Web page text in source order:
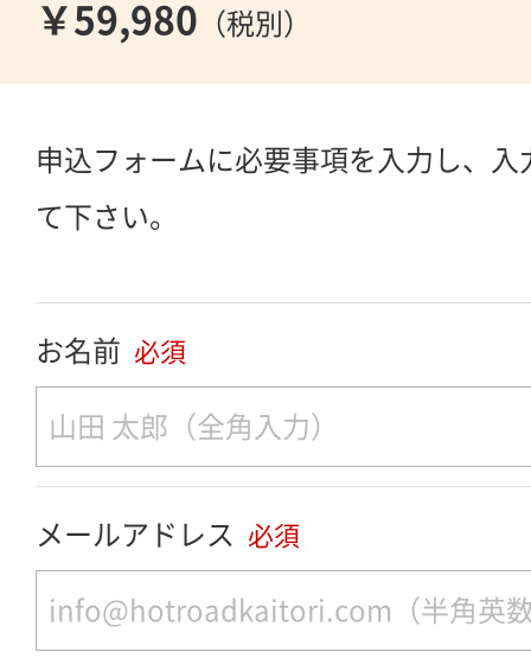
￥59,980 （税別）
申込フォームに必要事項を入力し、
て下さい。
お名前 必須
メールアドレス 必須